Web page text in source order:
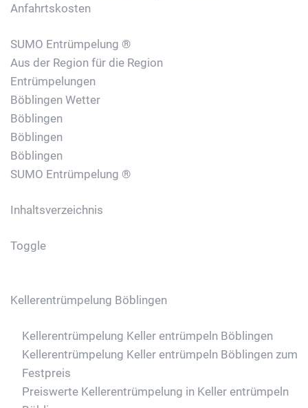
Anfahrtskosten
SUMO Entrümpelung ®
Aus der Region für die Region
Entrümpelungen
Böblingen Wetter
Böblingen
Böblingen
Böblingen
SUMO Entrümpelung ®
Inhaltsverzeichnis
Toggle
Kellerentrümpelung Böblingen
Kellerentrümpelung Keller entrümpeln Böblingen
Kellerentrümpelung Keller entrümpeln Böblingen zum
Festpreis
Preiswerte Kellerentrümpelung in Keller entrümpeln